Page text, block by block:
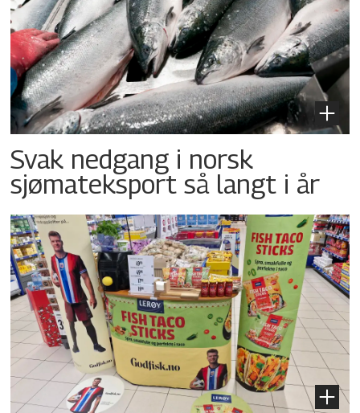
Svak nedgang i norsk
sjømateksport så langt i år